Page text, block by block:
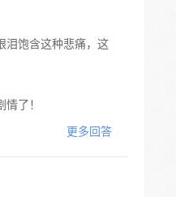
泪饱含这种悲痛，这
了！
更多回答